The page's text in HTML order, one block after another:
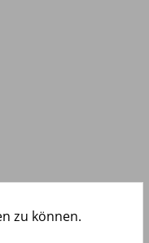
zu können.